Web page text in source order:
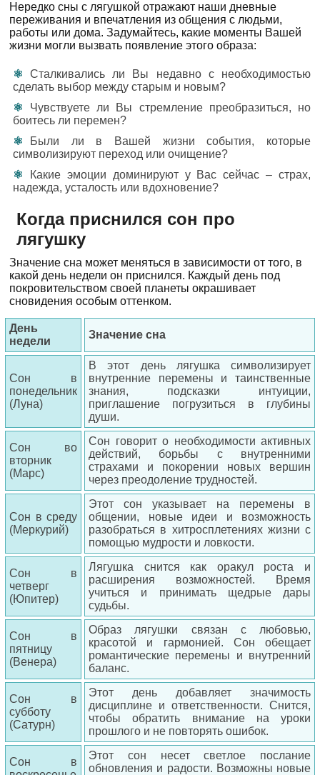
Нередко сны с лягушкой отражают наши дневные
переживания и впечатления из общения с людьми,
работы или дома. Задумайтесь, какие моменты Вашей
жизни могли вызвать появление этого образа:
Сталкивались ли Вы недавно с необходимостью
сделать выбор между старым и новым?
Чувствуете ли Вы стремление преобразиться, но
боитесь ли перемен?
Были ли в Вашей жизни события, которые
символизируют переход или очищение?
Какие эмоции доминируют у Вас сейчас – страх,
надежда, усталость или вдохновение?
Когда приснился сон про
лягушку
Значение сна может меняться в зависимости от того, в
какой день недели он приснился. Каждый день под
покровительством своей планеты окрашивает
сновидения особым оттенком.
День
недели
Значение сна
Сон в
понедельник
(Луна)
В этот день лягушка символизирует
внутренние перемены и таинственные
знания, подсказки интуиции,
приглашение погрузиться в глубины
души.
Сон во
вторник
(Марс)
Сон говорит о необходимости активных
действий, борьбы с внутренними
страхами и покорении новых вершин
через преодоление трудностей.
Сон в среду
(Меркурий)
Этот сон указывает на перемены в
общении, новые идеи и возможность
разобраться в хитросплетениях жизни с
помощью мудрости и ловкости.
Сон в
четверг
(Юпитер)
Лягушка снится как оракул роста и
расширения возможностей. Время
учиться и принимать щедрые дары
судьбы.
Сон в
пятницу
(Венера)
Образ лягушки связан с любовью,
красотой и гармонией. Сон обещает
романтические перемены и внутренний
баланс.
Сон в
субботу
(Сатурн)
Этот день добавляет значимость
дисциплине и ответственности. Снится,
чтобы обратить внимание на уроки
прошлого и не повторять ошибок.
Сон в
Этот сон несет светлое послание
обновления и радости. Возможны новые